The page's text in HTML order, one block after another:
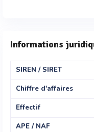
Informations
SIREN / SIRET
Chiffre d'affaires
Effectif
APE / NAF